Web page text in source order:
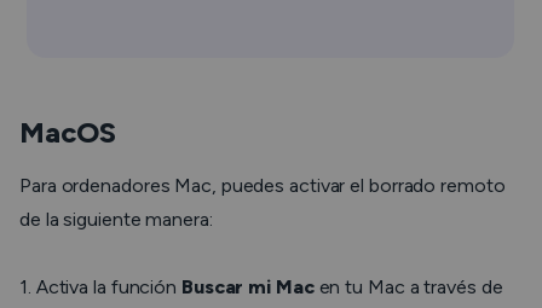
MacOS
Para ordenadores Mac, puedes activar el borrado remoto
de la siguiente manera:
1. Activa la función Buscar mi Macen tu Mac a través de